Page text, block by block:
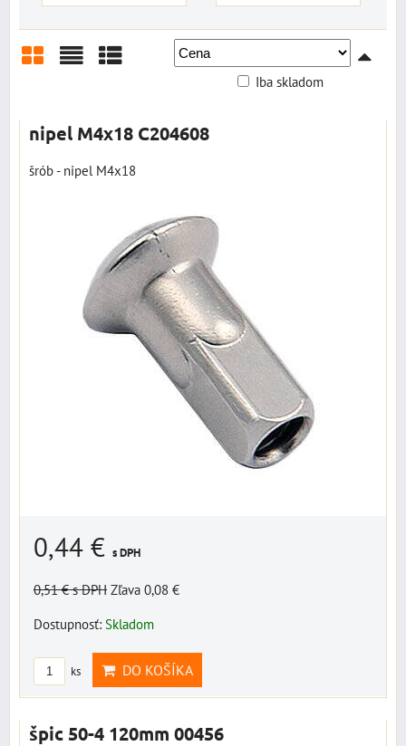
Iba skladom
nipel M4x18 C204608
šrób - nipel M4x18
0,44 € s DPH
0,51 €s DPH Zľava 0,08 €
Dostupnosť: Skladom
ks DO KOŠÍKA
špic 50-4 120mm 00456